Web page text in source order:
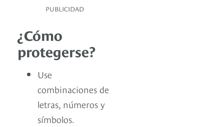
PUBLICIDAD
¿Cómo
protegerse?
Use
combinaciones de
letras, números y
símbolos.